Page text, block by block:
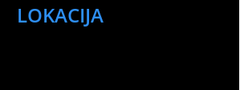
LOKACIJA